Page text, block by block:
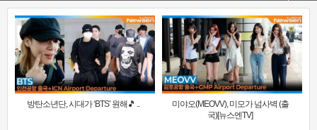
방탄소년단, 시대가 ‘BTS’ 원해🎵 ..
미야오(MEOVV), 미모가 넘사벽 (출
국)[뉴스엔TV]